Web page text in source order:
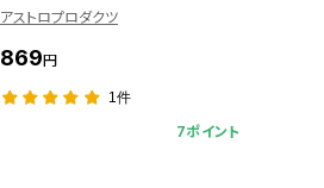
アストロプロダクツ
869円
1件
7ポイント